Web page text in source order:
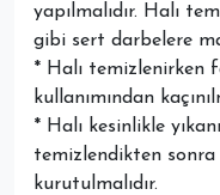
yapılmalıdır. Halı
gibi sert darbelere
* Halı temizlenirken
kullanımından
* Halı kesinlikle
temizlendikten
kurutulmalıdır.